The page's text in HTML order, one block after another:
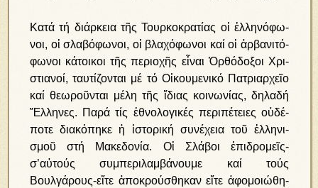
Κα­τά τή διά­ρκεια τῆς Τουρ­κο­κρα­τί­ας οἱ ἑλ­λη­νό­φω­
νοι, οἱ σλα­βό­φω­νοι, οἱ βλα­χό­φω­νοι καί οἱ ἀρ­βα­νι­τό­
φω­νοι κά­τοι­κοι τῆς πε­ρι­ο­χῆς εἶ­ναι Ὀρ­θό­δο­ξοι Χρι­
στια­νοί, ταυ­τί­ζον­ται μέ τό Οἰ­κου­με­νι­κό Πα­τρι­αρ­χεῖ­ο
καί θε­ω­ροῦν­ται μέ­λη τῆς ἴ­διας κοι­νω­νί­ας, δη­λα­δή
Ἕλ­λη­νες. Πα­ρά τίς ἐ­θνο­λο­γι­κές πε­ρι­πέ­τει­ες οὐ­δέ­
πο­τε δι­α­κό­πη­κε ἡ ἱ­στο­ρι­κή συ­νέ­χεια τοῦ ἑλ­λη­νι­
σμοῦ στή Μα­κε­δο­νί­α. Οἱ Σλά­βοι ἐ­πι­δρο­μεῖς-
σ’αὐτούς συμπεριλαμβάνουμε καί τούς
Βουλγάρους-εἴ­τε ἀ­πο­κρού­σθη­καν εἴ­τε ἀ­φο­μοι­ώ­θη­